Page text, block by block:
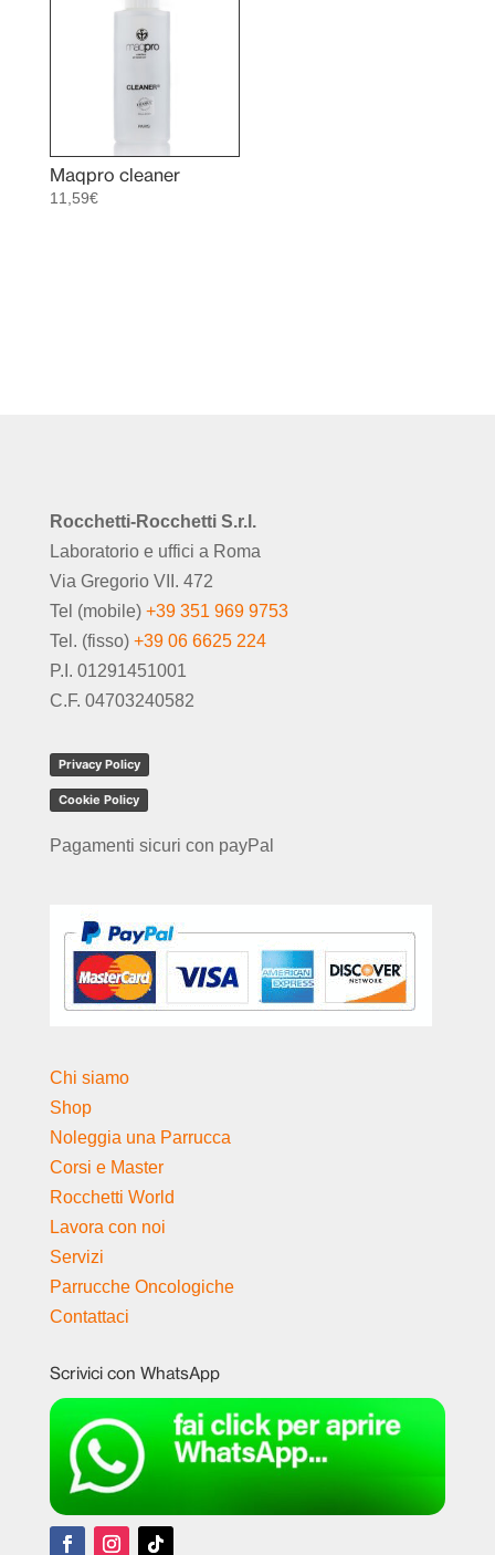
Maqpro cleaner
11,59€
Rocchetti-Rocchetti S.r.l.
Laboratorio e uffici a Roma
Via Gregorio VII. 472
Tel (mobile) +39 351 969 9753
Tel. (fisso) +39 06 6625 224
P.I. 01291451001
C.F. 04703240582
Privacy Policy
Cookie Policy
Pagamenti sicuri con payPal
Chi siamo
Shop
Noleggia una Parrucca
Corsi e Master
Rocchetti World
Lavora con noi
Servizi
Parrucche Oncologiche
Contattaci
Scrivici con WhatsApp